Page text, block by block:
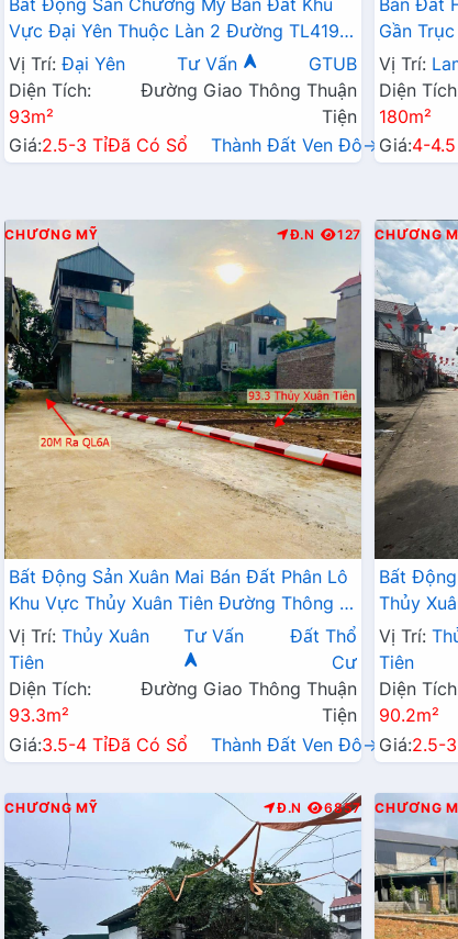
Bất Động Sản Chương Mỹ Bán Đất Khu
Vực Đại Yên Thuộc Làn 2 Đường TL419
Cách Trường Cấp 3 CMA Chỉ Vài Trăm
Mét
Vị Trí: Đại Yên Tư Vấn
GTUB
Diện Tích:
93m²
Đường Giao Thông Thuận
Tiện
Giá:2.5-3 TỉĐã Có Sổ Thành Đất Ven Đô→
Bán Đất
Gần
Chỉ Vài
Vị Trí:
Diện
180m²
Giá:4-
CHƯƠNG MỸ Đ.N 127
Bất Động Sản Xuân Mai Bán Đất Phân Lô
Khu Vực Thủy Xuân Tiên Đường Thông Ô
Tô Cách QL6A Đang Mở Rộng Chỉ Vài
Bước Chân
Vị Trí: Thủy Xuân
Tiên
Tư Vấn
Đất Thổ
Cư
Diện Tích:
93.3m²
Đường Giao Thông Thuận
Tiện
Giá:3.5-4 TỉĐã Có Sổ Thành Đất Ven Đô→
CHƯƠNG
Bất
Thủy
Trục
Vị Trí:
Tiên
Diện
90.2m²
Giá:2.5-
CHƯƠNG MỸ Đ.N 6857 CHƯƠNG